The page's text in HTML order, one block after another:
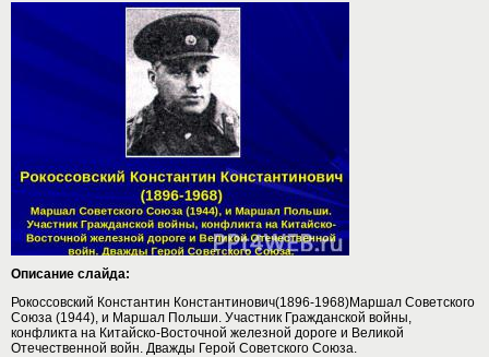
Описание слайда:
Рокоссовский Константин Константинович(1896-1968)Маршал Советского
Союза (1944), и Маршал Польши. Участник Гражданской войны,
конфликта на Китайско-Восточной железной дороге и Великой
Отечественной войн. Дважды Герой Советского Союза.